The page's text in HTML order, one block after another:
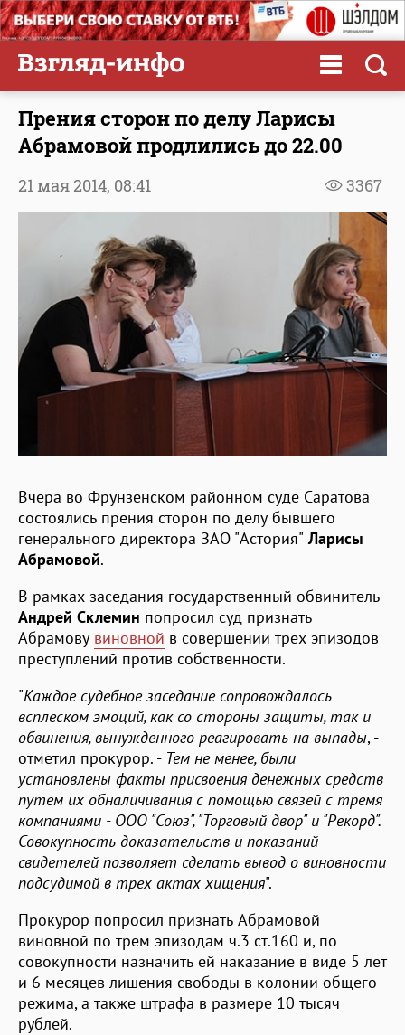
Прения сторон по делу Ларисы
Абрамовой продлились до 22.00
3367
21 мая 2014, 08:41
Вчера во Фрунзенском районном суде Саратова
состоялись прения сторон по делу бывшего
генерального директора ЗАО "Астория" Ларисы
Абрамовой.
В рамках заседания государственный обвинитель
Андрей Склемин попросил суд признать
Абрамову виновной в совершении трех эпизодов
преступлений против собственности.
"Каждое судебное заседание сопровождалось
всплеском эмоций, как со стороны защиты, так и
обвинения, вынужденного реагировать на выпады, -
отметил прокурор. - Тем не менее, были
установлены факты присвоения денежных средств
путем их обналичивания с помощью связей с тремя
компаниями - ООО "Союз", "Торговый двор" и "Рекорд".
Совокупность доказательств и показаний
свидетелей позволяет сделать вывод о виновности
подсудимой в трех актах хищения".
Прокурор попросил признать Абрамовой
виновной по трем эпизодам ч.3 ст.160 и, по
совокупности назначить ей наказание в виде 5 лет
и 6 месяцев лишения свободы в колонии общего
режима, а также штрафа в размере 10 тысяч
рублей.